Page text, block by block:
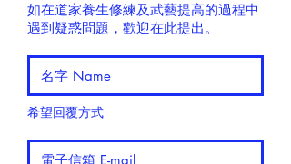
如在道家養生修練及武藝提高的過程中
遇到疑惑問題，歡迎在此提出。
​希望回覆方式